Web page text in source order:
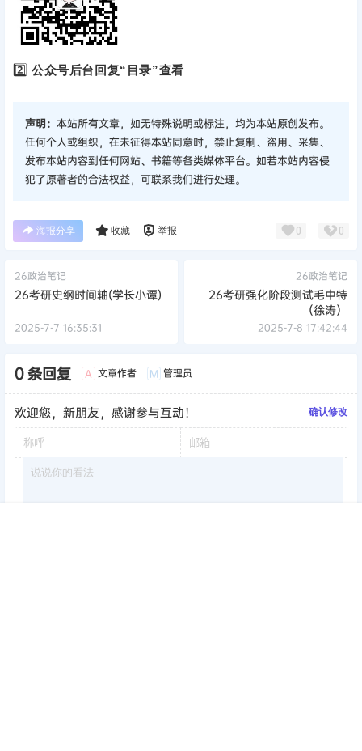
2️⃣公众号后台回复“目录”查看
声明： 本站所有文章，如无特殊说明或标注，均为本站原创发布。
任何个人或组织，在未征得本站同意时，禁止复制、盗用、采集、
发布本站内容到任何网站、书籍等各类媒体平台。如若本站内容侵
犯了原著者的合法权益，可联系我们进行处理。
海报分享 收藏 举报 0 0
26政治笔记
26考研史纲时间轴(学长小谭)
2025-7-7 16:35:31
26政治笔记
26考研强化阶段测试毛中特
（徐涛）
2025-7-8 17:42:44
0 条回复 A 文章作者 M 管理员
欢迎您，新朋友，感谢参与互动！ 确认修改